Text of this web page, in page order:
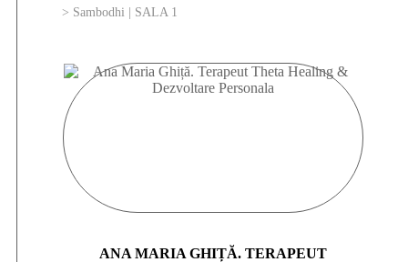
> Sambodhi | SALA 1
ANA MARIA GHIȚĂ. TERAPEUT